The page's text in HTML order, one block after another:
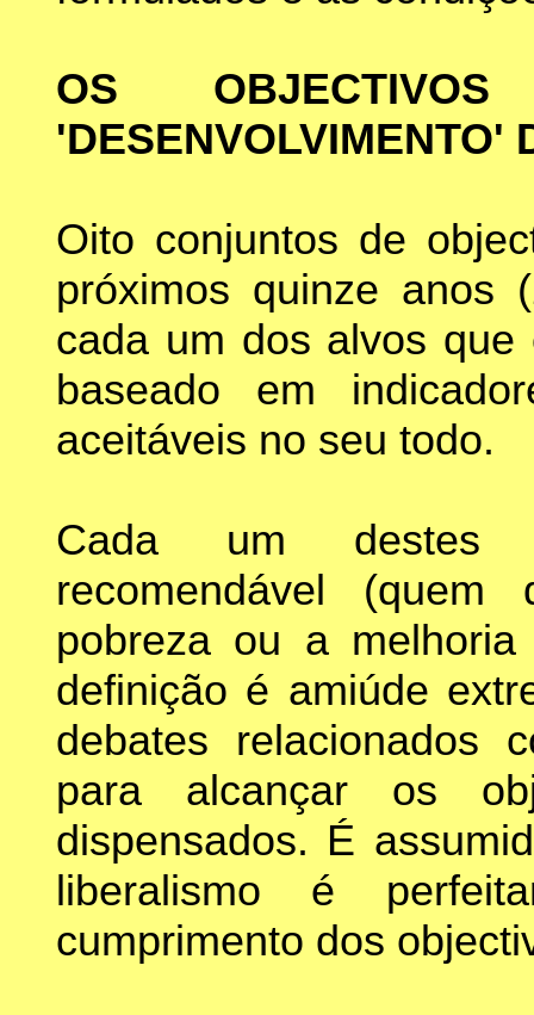
OS
'DESENVOLVIMENTO'
Oito conjuntos de
próximos quinze anos
cada um dos alvos que
baseado em
aceitáveis no seu todo.
Cada um destes
recomendável
pobreza ou a
definição é amiúde
debates relacionados
para alcançar os
dispensados. É
liberalismo é
cumprimento dos